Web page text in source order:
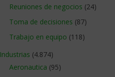
Reuniones de negocios (24)
Toma de decisiones (87)
Trabajo en equipo (118)
Industrias (4.874)
Aeronautica (95)